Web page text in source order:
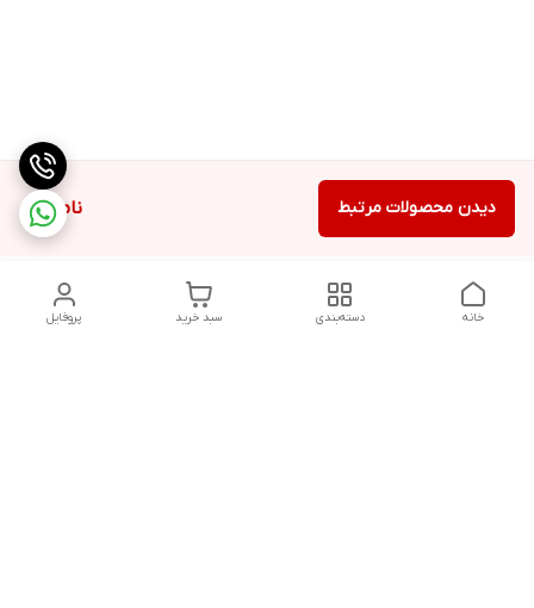
ناموجود دیدن محصولات مرتبط
پروفایل سبد خرید دسته‌بندی خانه